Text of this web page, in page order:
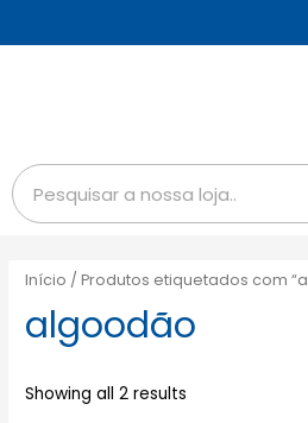
Início / Produtos etiquetados com
algoodão
Showing all 2 results